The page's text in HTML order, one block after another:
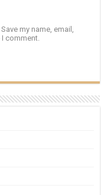
Save my name, email,
comment.